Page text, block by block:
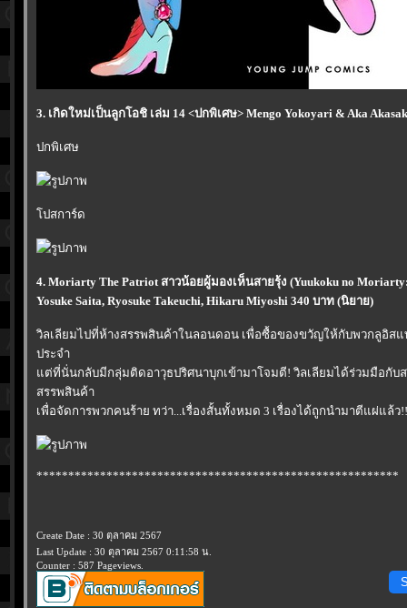
3. เกิดใหม่เป็นลูกโอชิ เล่ม 14 <ปกพิเศษ> Mengo Yokoyari & Aka
ปกพิเศษ
ปสการ์ด
4. Moriarty The Patriot สาวน้อยผู้มองเห็นสายรุ้ง (Yuukoku no
Yosuke Saita, Ryosuke Takeuchi, Hikaru Miyoshi 340 บาท (นิยาย)
วิลเลียมไปที่ห้างสรรพสินค้าในลอนดอน เพื่อซื้อของขวัญให้กับพวกลูอิ
ประจำ
ต่ที่นั่นกลับมีกลุ่มติดอาวุธปริศนาบุกเข้ามาโจมตี! วิลเลียมได้ร่วมมือกับ
สรรพสินค้า
เพื่อจัดการพวกคนร้าย ทว่า...เรื่องสั้นทั้งหมด 3 เรื่องได้ถูกนำมาตีแผ่แล้ว!!
*********************************************************
Create Date : 30 ตุลาคม 2567
Last Update : 30 ตุลาคม 2567 0:11:58 น.
Counter : 587 Pageviews.